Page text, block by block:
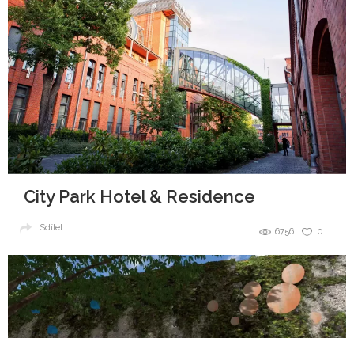
City Park Hotel & Residence
0
6756
Sdílet